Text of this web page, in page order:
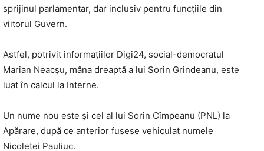
sprijinul parlamentar, dar inclusiv pentru funcțiile din
viitorul Guvern.
Astfel, potrivit informațiilor Digi24, social-democratul
Marian Neacșu, mâna dreaptă a lui Sorin Grindeanu, este
luat în calcul la Interne.
Un nume nou este și cel al lui Sorin Cîmpeanu (PNL) la
Apărare, după ce anterior fusese vehiculat numele
Nicoletei Pauliuc.